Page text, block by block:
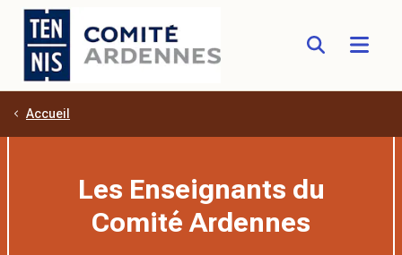
Aller au contenu principal
Accueil
Les Enseignants du
Comité Ardennes